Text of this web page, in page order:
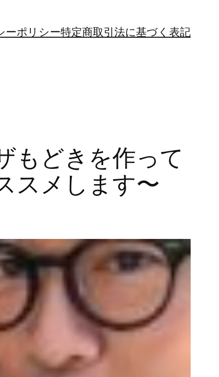
ーポリシー特定商取引法に基づく表記
もどきを作って
スメします〜